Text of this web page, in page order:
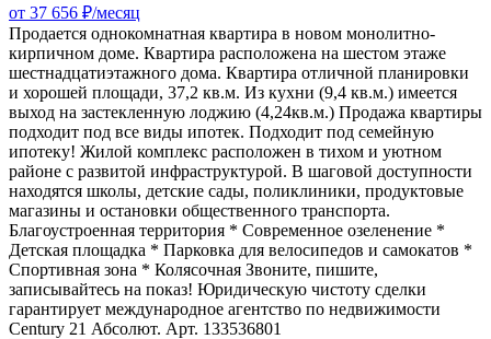
от 37 656 ₽/месяц
Продается однокомнатная квартира в новом монолитно-
кирпичном доме. Квартира расположена на шестом этаже
шестнадцатиэтажного дома. Квартира отличной планировки
и хорошей площади, 37,2 кв.м. Из кухни (9,4 кв.м.) имеется
выход на застекленную лоджию (4,24кв.м.) Продажа квартиры
подходит под все виды ипотек. Подходит под семейную
ипотеку! Жилой комплекс расположен в тихом и уютном
районе с развитой инфраструктурой. В шаговой доступности
находятся школы, детские сады, поликлиники, продуктовые
магазины и остановки общественного транспорта.
Благоустроенная территория * Современное озеленение *
Детская площадка * Парковка для велосипедов и самокатов *
Спортивная зона * Колясочная Звоните, пишите,
записывайтесь на показ! Юридическую чистоту сделки
гарантирует международное агентство по недвижимости
Сеntury 21 Абсолют. Арт. 133536801